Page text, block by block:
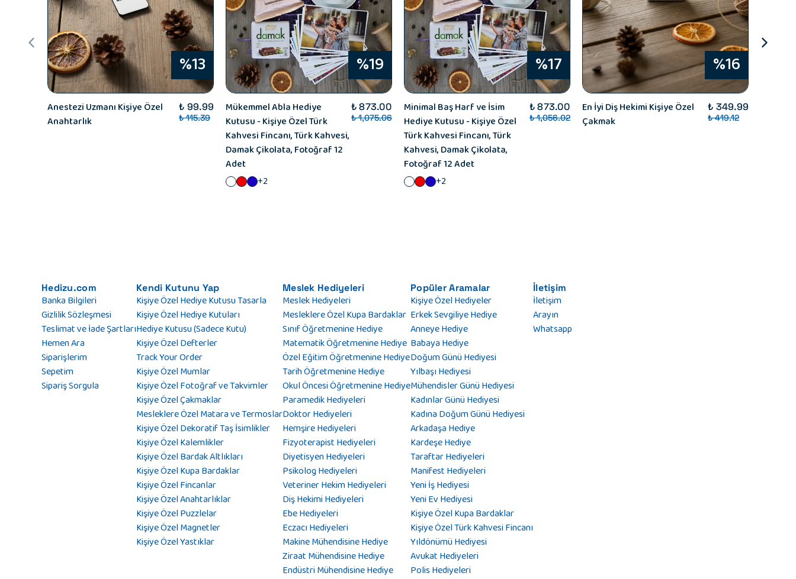
%13
Anestezi Uzmanı Kişiye Özel
Anahtarlık
₺ 99.99
₺ 115.39
%19
Mükemmel Abla Hediye
Kutusu - Kişiye Özel Türk
Kahvesi Fincanı, Türk Kahvesi,
Damak Çikolata, Fotoğraf 12
Adet
₺ 873.00
₺ 1,075.06
+2
%17
Minimal Baş Harf ve İsim
Hediye Kutusu - Kişiye Özel
Türk Kahvesi Fincanı, Türk
Kahvesi, Damak Çikolata,
Fotoğraf 12 Adet
₺ 873.00
₺ 1,056.02
+2
%16
En İyi Diş Hekimi Kişiye Özel
Çakmak
₺ 349.99
₺ 419.12
Hedizu.com
Banka Bilgileri
Gizlilik Sözleşmesi
Teslimat ve İade Şartları
Hemen Ara
Siparişlerim
Sepetim
Sipariş Sorgula
Kendi Kutunu Yap
Kişiye Özel Hediye Kutusu Tasarla
Kişiye Özel Hediye Kutuları
Hediye Kutusu (Sadece Kutu)
Kişiye Özel Defterler
Track Your Order
Kişiye Özel Mumlar
Kişiye Özel Fotoğraf ve Takvimler
Kişiye Özel Çakmaklar
Mesleklere Özel Matara ve Termoslar
Kişiye Özel Dekoratif Taş İsimlikler
Kişiye Özel Kalemlikler
Kişiye Özel Bardak Altlıkları
Kişiye Özel Kupa Bardaklar
Kişiye Özel Fincanlar
Kişiye Özel Anahtarlıklar
Kişiye Özel Puzzlelar
Kişiye Özel Magnetler
Kişiye Özel Yastıklar
Meslek Hediyeleri
Meslek Hediyeleri
Mesleklere Özel Kupa Bardaklar
Sınıf Öğretmenine Hediye
Matematik Öğretmenine Hediye
Özel Eğitim Öğretmenine Hediye
Tarih Öğretmenine Hediye
Okul Öncesi Öğretmenine Hediye
Paramedik Hediyeleri
Doktor Hediyeleri
Hemşire Hediyeleri
Fizyoterapist Hediyeleri
Diyetisyen Hediyeleri
Psikolog Hediyeleri
Veteriner Hekim Hediyeleri
Diş Hekimi Hediyeleri
Ebe Hediyeleri
Eczacı Hediyeleri
Makine Mühendisine Hediye
Ziraat Mühendisine Hediye
Endüstri Mühendisine Hediye
Popüler Aramalar
Kişiye Özel Hediyeler
Erkek Sevgiliye Hediye
Anneye Hediye
Babaya Hediye
Doğum Günü Hediyesi
Yılbaşı Hediyesi
Mühendisler Günü Hediyesi
Kadınlar Günü Hediyesi
Kadına Doğum Günü Hediyesi
Arkadaşa Hediye
Kardeşe Hediye
Taraftar Hediyeleri
Manifest Hediyeleri
Yeni İş Hediyesi
Yeni Ev Hediyesi
Kişiye Özel Kupa Bardaklar
Kişiye Özel Türk Kahvesi Fincanı
Yıldönümü Hediyesi
Avukat Hediyeleri
Polis Hediyeleri
İletişim
İletişim
Arayın
Whatsapp